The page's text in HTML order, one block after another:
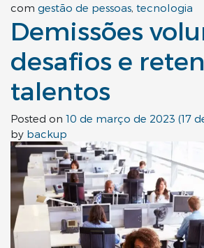
com gestão de pessoas, tecnologia
Demissões
desafios e
talentos
Posted on 10 de março de 2023 (17
by backup